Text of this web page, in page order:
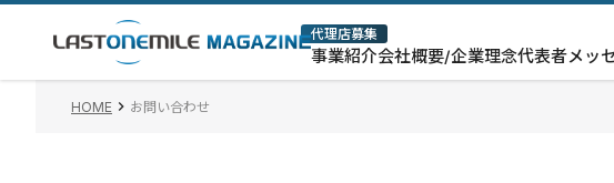
事業紹介
代理店募集
会社概要/企業理念代表者メッ
HOME お問い合わせ